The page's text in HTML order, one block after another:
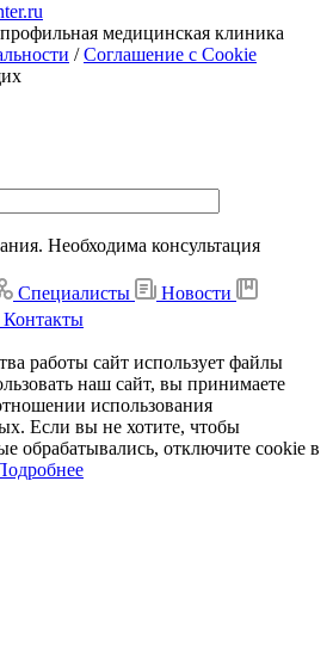
медицинская клиника
/Соглашение с Cookie
Необходима консультация
Специалисты
Новости
Контакты
работы сайт использует файлы
наш сайт, вы принимаете
использования
Если вы не хотите, чтобы
обрабатывались, отключите cookie в